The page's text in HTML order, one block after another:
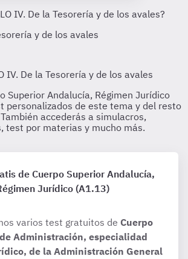
de Cuerpo Superior Andalucía,
Jurídico (A1.13)
varios test gratuitos de Cuerpo
Administración, especialidad
de la Administración General